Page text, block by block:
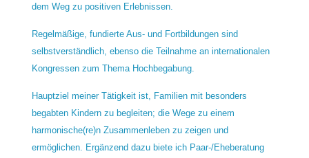
dem Weg zu positiven Erlebnissen.
Regelmäßige, fundierte Aus- und Fortbildungen sind
selbstverständlich, ebenso die Teilnahme an internationalen
Kongressen zum Thema Hochbegabung.
Hauptziel meiner Tätigkeit ist, Familien mit besonders
begabten Kindern zu begleiten; die Wege zu einem
harmonische(re)n Zusammenleben zu zeigen und
ermöglichen. Ergänzend dazu biete ich Paar-/Eheberatung